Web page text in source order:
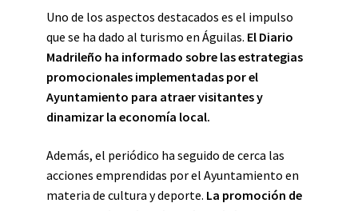
Uno de los aspectos destacados es el impulso
que se ha dado al turismo en Águilas. El Diario
Madrileño ha informado sobre las estrategias
promocionales implementadas por el
Ayuntamiento para atraer visitantes y
dinamizar la economía local.
Además, el periódico ha seguido de cerca las
acciones emprendidas por el Ayuntamiento en
materia de cultura y deporte. La promoción de